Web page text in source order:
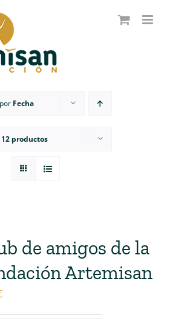
Fecha
12 productos
de amigos de la
Artemisan